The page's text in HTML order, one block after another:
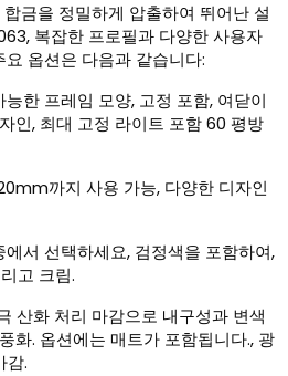
금을 정밀하게 압출하여 뛰어난 설
복잡한 프로필과 다양한 사용자
옵션은 다음과 같습니다:
한 프레임 모양, 고정 포함, 여닫이
인, 최대 고정 라이트 포함 60 평방
까지 사용 가능, 다양한 디자인
에서 선택하세요, 검정색을 포함하여,
고 크림.
산화 처리 마감으로 내구성과 변색
화. 옵션에는 매트가 포함됩니다., 광
감.